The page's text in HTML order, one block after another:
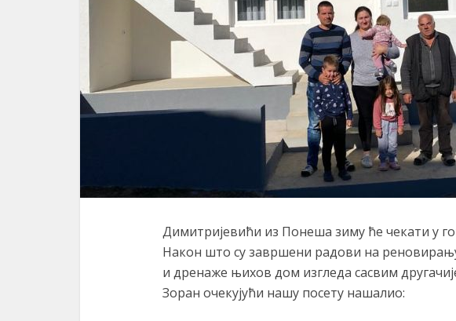
Димитријевићи из Понеша зиму ће чекати у
Након што су завршени радови на
и дренаже њихов дом изгледа сасвим
Зоран очекујући нашу посету нашалио: